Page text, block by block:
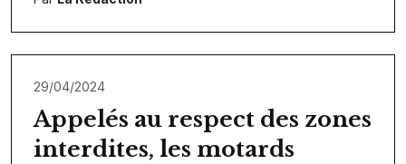
29/04/2024
Appelés au respect des zones
interdites, les motards